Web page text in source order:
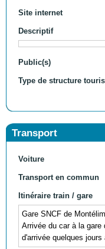
Site internet
Descriptif
Public(s)
Type de structure
Transport
Voiture
Transport en commun
Itinéraire train / gare
Gare SNCF de
Arrivée du car à la gare
d'arrivée quelques